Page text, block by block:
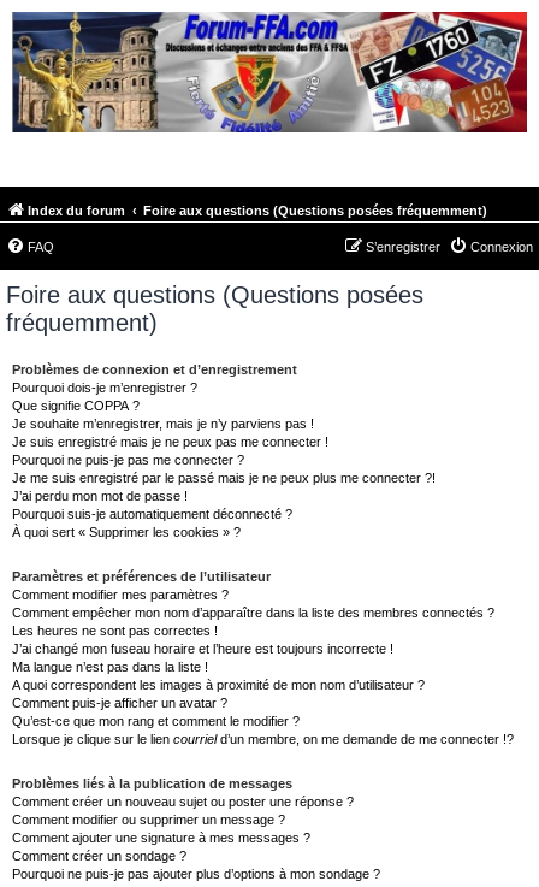
Index du forum Foire aux questions (Questions posées fréquemment)
FAQ Connexion
S’enregistrer
Foire aux questions (Questions posées
fréquemment)
Problèmes de connexion et d’enregistrement
Pourquoi dois-je m’enregistrer ?
Que signifie COPPA ?
Je souhaite m’enregistrer, mais je n’y parviens pas !
Je suis enregistré mais je ne peux pas me connecter !
Pourquoi ne puis-je pas me connecter ?
Je me suis enregistré par le passé mais je ne peux plus me connecter ?!
J’ai perdu mon mot de passe !
Pourquoi suis-je automatiquement déconnecté ?
À quoi sert « Supprimer les cookies » ?
Paramètres et préférences de l’utilisateur
Comment modifier mes paramètres ?
Comment empêcher mon nom d’apparaître dans la liste des membres connectés ?
Les heures ne sont pas correctes !
J’ai changé mon fuseau horaire et l’heure est toujours incorrecte !
Ma langue n’est pas dans la liste !
A quoi correspondent les images à proximité de mon nom d’utilisateur ?
Comment puis-je afficher un avatar ?
Qu’est-ce que mon rang et comment le modifier ?
Lorsque je clique sur le lien courrield’un membre, on me demande de me connecter !?
Problèmes liés à la publication de messages
Comment créer un nouveau sujet ou poster une réponse ?
Comment modifier ou supprimer un message ?
Comment ajouter une signature à mes messages ?
Comment créer un sondage ?
Pourquoi ne puis-je pas ajouter plus d’options à mon sondage ?